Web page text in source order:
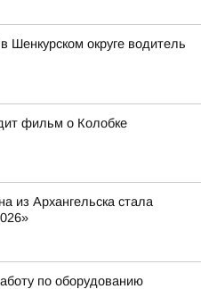
Шенкурском округе водитель
фильм о Колобке
из Архангельска стала
по оборудованию